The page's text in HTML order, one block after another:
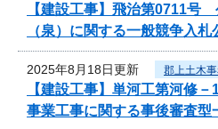
【建設工事】飛治第0711
（泉）に関する一般競争入札
2025年8月18日更新 郡上土木
【建設工事】単河工第河修
事業工事に関する事後審査型